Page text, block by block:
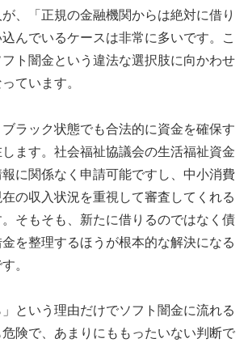
、「正規の金融機関からは絶対に借り
んでいるケースは非常に多いです。こ
ト闇金という違法な選択肢に向かわせ
ています。
ラック状態でも合法的に資金を確保す
ます。社会福祉協議会の生活福祉資金
に関係なく申請可能ですし、中小消費
の収入状況を重視して審査してくれる
そもそも、新たに借りるのではなく債
を整理するほうが根本的な解決になる
。
」という理由だけでソフト闇金に流れる
険で、あまりにももったいない判断で